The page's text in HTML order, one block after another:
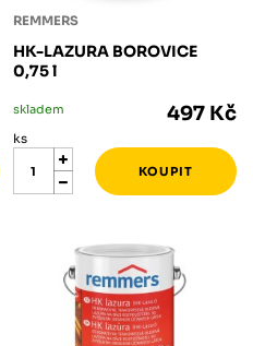
REMMERS
HK-LAZURA BOROVICE
0,75 l
skladem 497 Kč
ks